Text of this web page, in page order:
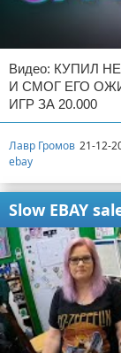
Видео: КУПИЛ
И СМОГ ЕГО
ИГР ЗА 20.000
Лавр Громов 21-12-
ebay
Slow EBAY